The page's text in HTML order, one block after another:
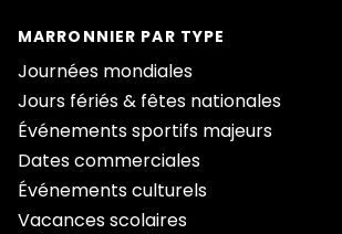
MARRONNIER PAR TYPE
Journées mondiales
Jours fériés & fêtes nationales
Événements sportifs majeurs
Dates commerciales
Événements culturels
Vacances scolaires